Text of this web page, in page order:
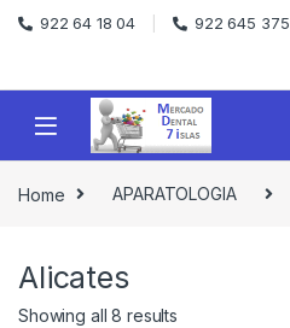
Skip to navigation
Skip to content
922 64 18 04 922 645 375
Home APARATOLOGIA
Alicates
Showing all 8 results